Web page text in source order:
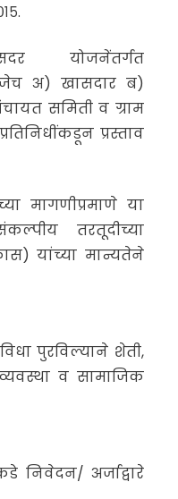
योजनेंतर्गत
अ) खासदार ब)
समिती व ग्राम
प्रस्ताव
मागणीप्रमाणे या
तरतूदीच्या
यांच्या मान्यतेने
पुरविल्याने शेती,
व सामाजिक
निवेदन/ अर्जाद्वारे